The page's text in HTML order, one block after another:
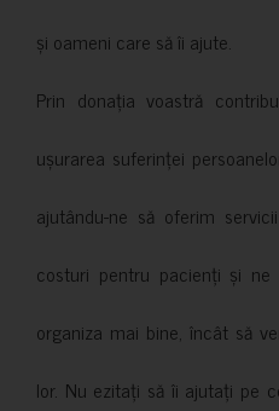
și oameni care să îi ajute.
Prin donația voastră
ușurarea suferinței
ajutându-ne să oferim
costuri pentru pacienți și
organiza mai bine, încât să
lor. Nu ezitați să îi ajutați pe